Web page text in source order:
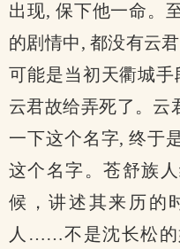
出现, 保下他一命。
的剧情中, 都没有云
可能是当初天衢城
云君故给弄死了。
一下这个名字, 终于
这个名字。苍舒族
候，讲述其来历的
人……不是沈长松的